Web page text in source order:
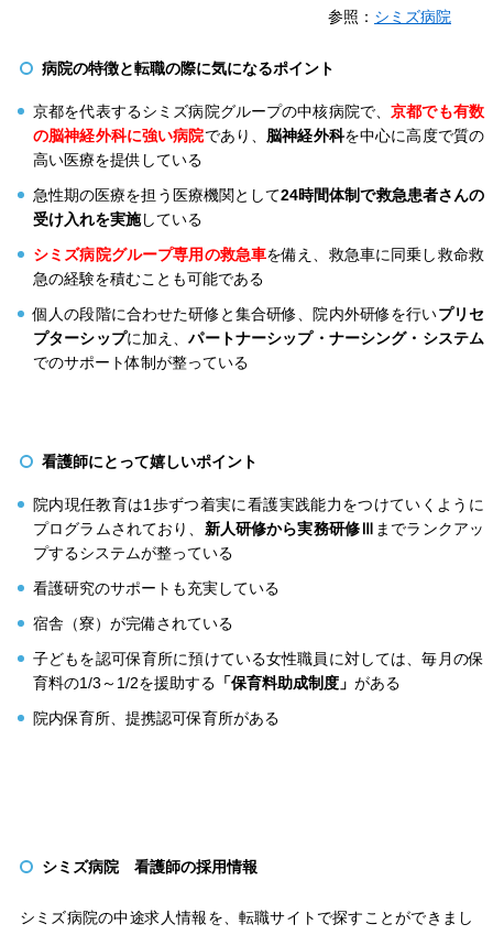
参照： シミズ病院
病院の特徴と転職の際に気になるポイント
京都を代表するシミズ病院グループの中核病院で、京都でも有数
の脳神経外科に強い病院であり、 脳神経外科を中心に高度で質の
高い医療を提供している
急性期の医療を担う医療機関として24時間体制で救急患者さんの
受け入れを実施している
シミズ病院グループ専用の救急車を備え、救急車に同乗し救命救
急の経験を積むことも可能である
個人の段階に合わせた研修と集合研修、院内外研修を行いプリセ
プターシップに加え、パートナーシップ・ナーシング・システム
でのサポート体制が整っている
看護師にとって嬉しいポイント
院内現任教育は1歩ずつ着実に看護実践能力をつけていくように
プログラムされており、 新人研修から実務研修Ⅲ までランクアッ
プするシステムが整っている
看護研究のサポートも充実している
宿舎（寮）が完備されている
子どもを認可保育所に預けている女性職員に対しては、毎月の保
育料の1/3～1/2を援助する 「保育料助成制度」 がある
院内保育所、提携認可保育所がある
シミズ病院 看護師の採用情報
シミズ病院の中途求人情報を、転職サイトで探すことができまし